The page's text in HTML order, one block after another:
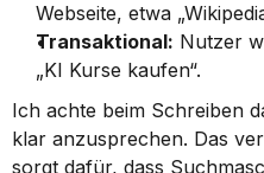
Webseite, etwa
Transaktional: Nutzer
„KI Kurse kaufen“.
Ich achte beim Schreiben
klar anzusprechen. Das
sorgt dafür, dass